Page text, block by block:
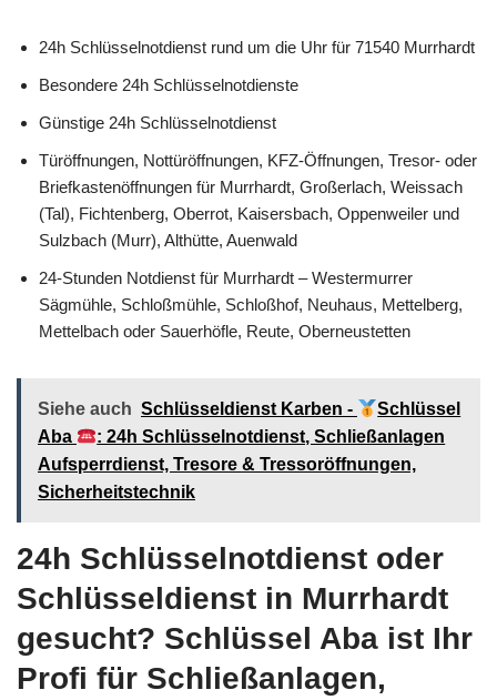
24h Schlüsselnotdienst rund um die Uhr für 71540 Murrhardt
Besondere 24h Schlüsselnotdienste
Günstige 24h Schlüsselnotdienst
Türöffnungen, Nottüröffnungen, KFZ-Öffnungen, Tresor- oder
Briefkastenöffnungen für Murrhardt, Großerlach, Weissach
(Tal), Fichtenberg, Oberrot, Kaisersbach, Oppenweiler und
Sulzbach (Murr), Althütte, Auenwald
24-Stunden Notdienst für Murrhardt – Westermurrer
Sägmühle, Schloßmühle, Schloßhof, Neuhaus, Mettelberg,
Mettelbach oder Sauerhöfle, Reute, Oberneustetten
Siehe auch Schlüsseldienst Karben -
Schlüssel
Aba
: 24h Schlüsselnotdienst, Schließanlagen
Aufsperrdienst, Tresore & Tressoröffnungen,
Sicherheitstechnik
24h Schlüsselnotdienst oder
Schlüsseldienst in Murrhardt
gesucht? Schlüssel Aba ist Ihr
Profi für Schließanlagen,